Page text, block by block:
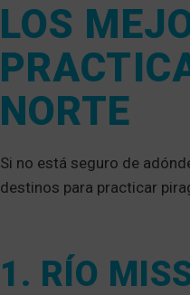
LOS
NORTE
Si no está seguro de
destinos para practicar
1. RÍO